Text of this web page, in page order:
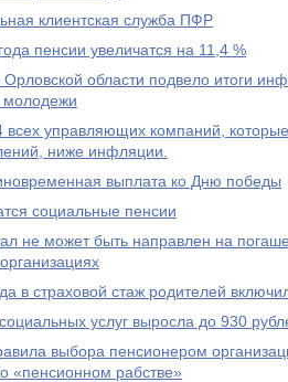
клиентская служба ПФР
пенсии увеличатся на 11,4 %
области подвело итоги
молодежи
всех управляющих компаний,
ниже инфляции.
выплата ко Дню победы
социальные пенсии
не может быть направлен на
в страховой стаж родителей
услуг выросла до 930
выбора пенсионером
«пенсионном рабстве»